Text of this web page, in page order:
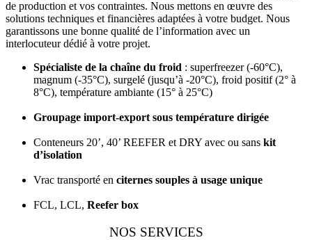
de production et vos contraintes. Nous mettons en œuvre des
solutions techniques et financières adaptées à votre budget. Nous
garantissons une bonne qualité de l’information avec un
interlocuteur dédié à votre projet.
Spécialiste de la chaîne du froid : superfreezer (-60°C),
magnum (-35°C), surgelé (jusqu’à -20°C), froid positif (2° à
8°C), température ambiante (15° à 25°C)
Groupage import-export sous température dirigée
Conteneurs 20’, 40’ REEFER et DRY avec ou sans kit
d’isolation
Vrac transporté en citernes souples à usage unique
FCL, LCL, Reefer box
NOS SERVICES